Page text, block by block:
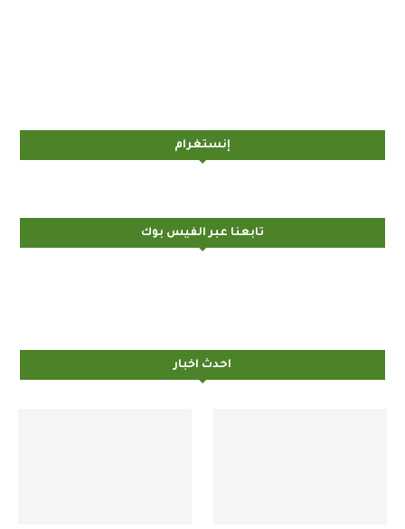
إنستغرام
تابعنا عبر الفيس بوك
احدث اخبار